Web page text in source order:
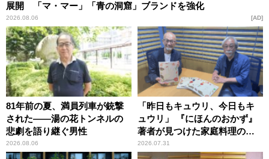
展開 「マ・マー」「青の洞窟」ブランドを強化
2026.08.06 AD
81年前の夏、満員列車が銃撃
された――湯の花トンネルの
悲劇を語り継ぐ男性
2026.08.06
「昨日もキュウリ、今日もキ
ュウリ」 『にほんのおかず』
著者が見つけた家庭料理の知
恵
2026.07.31